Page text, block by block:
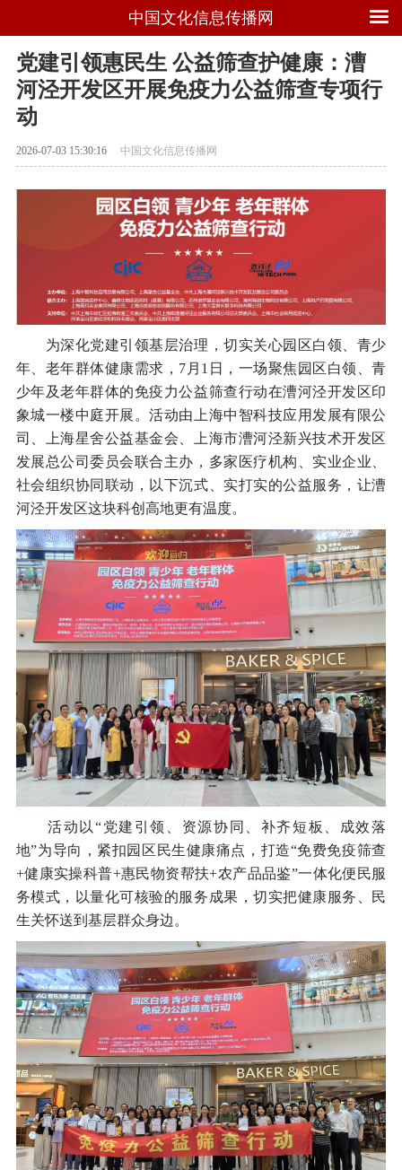
中国文化信息传播网
党建引领惠民生 公益筛查护健康：漕
河泾开发区开展免疫力公益筛查专项行
动
2026-07-03 15:30:16 中国文化信息传播网
为深化党建引领基层治理，切实关心园区白领、青少
年、老年群体健康需求，7月1日，一场聚焦园区白领、青
少年及老年群体的免疫力公益筛查行动在漕河泾开发区印
象城一楼中庭开展。活动由上海中智科技应用发展有限公
司、上海星舍公益基金会、上海市漕河泾新兴技术开发区
发展总公司委员会联合主办，多家医疗机构、实业企业、
社会组织协同联动，以下沉式、实打实的公益服务，让漕
河泾开发区这块科创高地更有温度。
活动以“党建引领、资源协同、补齐短板、成效落
地”为导向，紧扣园区民生健康痛点，打造“免费免疫筛查
+健康实操科普+惠民物资帮扶+农产品品鉴”一体化便民服
务模式，以量化可核验的服务成果，切实把健康服务、民
生关怀送到基层群众身边。